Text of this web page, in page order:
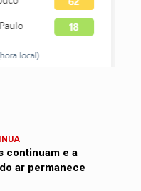
continuam e a
ar permanece